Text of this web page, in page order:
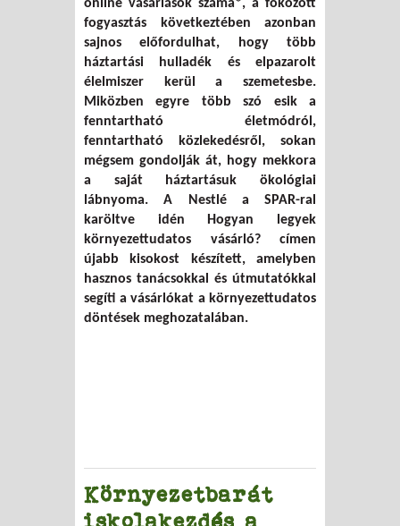
online vásárlások száma*, a fokozott
fogyasztás következtében azonban
sajnos előfordulhat, hogy több
háztartási hulladék és elpazarolt
élelmiszer kerül a szemetesbe.
Miközben egyre több szó esik a
fenntartható életmódról,
fenntartható közlekedésről, sokan
mégsem gondolják át, hogy mekkora
a saját háztartásuk ökológiai
lábnyoma. A Nestlé a SPAR-ral
karöltve idén Hogyan legyek
környezettudatos vásárló? címen
újabb kisokost készített, amelyben
hasznos tanácsokkal és útmutatókkal
segíti a vásárlókat a környezettudatos
döntések meghozatalában.
Környezetbarát